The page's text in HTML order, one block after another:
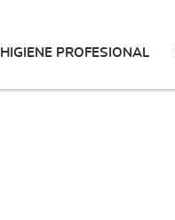
HIGIENE PROFESIONAL